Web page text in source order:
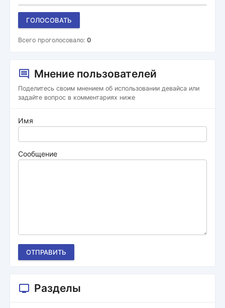
ГОЛОСОВАТЬ
Всего проголосовало: 0
Мнение пользователей
Поделитесь своим мнением об использовании девайса или
задайте вопрос в комментариях ниже
Имя
Сообщение
ОТПРАВИТЬ
Разделы